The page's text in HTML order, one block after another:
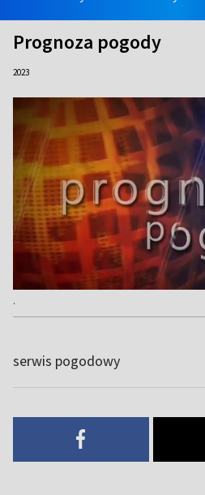
Prognoza pogody
2023
.
serwis pogodowy